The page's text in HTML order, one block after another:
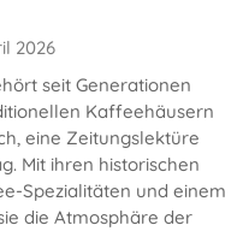
2026
seit Generationen
Kaffeehäusern
eine Zeitungslektüre
Mit ihren historischen
Spezialitäten und einem
die Atmosphäre der